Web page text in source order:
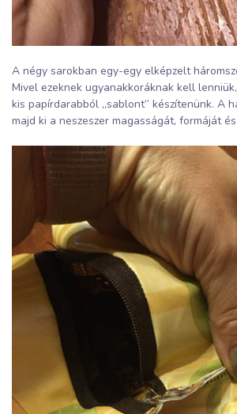
A négy sarokban egy-egy elképzelt
Mivel ezeknek ugyanakkoráknak kell
kis papírdarabból „sablont” készítenünk. A
majd ki a neszeszer magasságát, formáját